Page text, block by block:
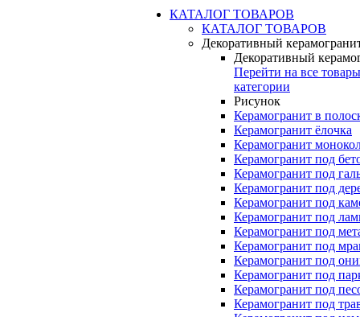
КАТАЛОГ ТОВАРОВ
КАТАЛОГ ТОВАРОВ
Декоративный
Декоративный
Перейти на все товары
категории
Рисунок
Керамогранит в
Керамогранит ёлочка
Керамогранит
Керамогранит под
Керамогранит под
Керамогранит под
Керамогранит под
Керамогранит под
Керамогранит под
Керамогранит под
Керамогранит под
Керамогранит под
Керамогранит под
Керамогранит под